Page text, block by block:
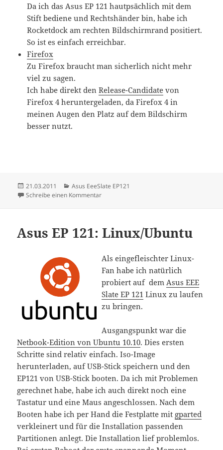
Da ich das Asus EP 121 hautpsächlich mit dem
Stift bediene und Rechtshänder bin, habe ich
Rocketdock am rechten Bildschirmrand positiert.
So ist es einfach erreichbar.
Firefox
Zu Firefox braucht man sicherlich nicht mehr
viel zu sagen.
Ich habe direkt denRelease-Candidate von
Firefox 4 heruntergeladen, da Firefox 4 in
meinen Augen den Platz auf dem Bildschirm
besser nutzt.
Veröffentlicht
am
21.03.2011 Kategorien
Asus EeeSlate EP121
Schreibe einen Kommentarzu EP 121: Software
Asus EP 121: Linux/Ubuntu
Als eingefleischter Linux-
Fan habe ich natürlich
probiert auf demAsus EEE
Slate EP 121 Linux zu laufen
zu bringen.
Ausgangspunkt war die
Netbook-Edition von Ubuntu 10.10. Dies ersten
Schritte sind relativ einfach. Iso-Image
herunterladen, auf USB-Stick speichern und den
EP121 von USB-Stick booten. Da ich mit Problemen
gerechnet habe, habe ich auch direkt noch eine
Tastatur und eine Maus angeschlossen. Nach dem
Booten habe ich per Hand die Festplatte mit gparted
verkleinert und für die Installation passenden
Partitionen anlegt. Die Installation lief problemlos.